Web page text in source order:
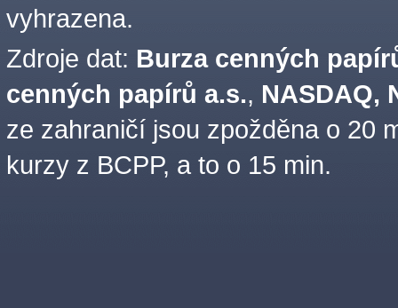
vyhrazena.
Zdroje dat: Burza cenných
cenných papírů a.s., NASDAQ,
ze zahraničí jsou zpožděna o 20
kurzy z BCPP, a to o 15 min.